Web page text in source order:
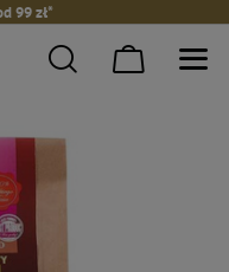
99 zł*